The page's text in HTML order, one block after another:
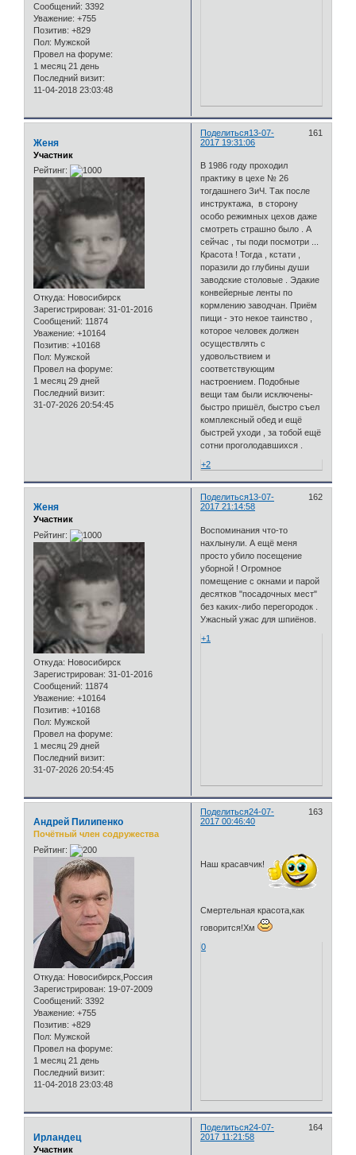
Сообщений: 3392
Уважение: +755
Позитив: +829
Пол: Мужской
Провел на форуме:
1 месяц 21 день
Последний визит:
11-04-2018 23:03:48
Поделиться 161
13-07-
2017 19:31:06
Женя
Участник
Рейтинг:
Откуда: Новосибирск
Зарегистрирован: 31-01-2016
Сообщений: 11874
Уважение: +10164
Позитив: +10168
Пол: Мужской
Провел на форуме:
1 месяц 29 дней
Последний визит:
31-07-2026 20:54:45
В 1986 году проходил
практику в цехе № 26
тогдашнего ЗиЧ. Так после
инструктажа, в сторону
особо режимных цехов даже
смотреть страшно было . А
сейчас , ты поди посмотри ...
Красота ! Тогда , кстати ,
поразили до глубины души
заводские столовые . Эдакие
конвейерные ленты по
кормлению заводчан. Приём
пищи - это некое таинство ,
которое человек должен
осуществлять с
удовольствием и
соответствующим
настроением. Подобные
вещи там были исключены-
быстро пришёл, быстро съел
комплексный обед и ещё
быстрей уходи , за тобой ещё
сотни проголодавшихся .
+2
Поделиться 162
13-07-
2017 21:14:58
Женя
Участник
Рейтинг:
Откуда: Новосибирск
Зарегистрирован: 31-01-2016
Сообщений: 11874
Уважение: +10164
Позитив: +10168
Пол: Мужской
Провел на форуме:
1 месяц 29 дней
Последний визит:
31-07-2026 20:54:45
Воспоминания что-то
нахлынули. А ещё меня
просто убило посещение
уборной ! Огромное
помещение с окнами и парой
десятков "посадочных мест"
без каких-либо перегородок .
Ужасный ужас для шпиёнов.
+1
Поделиться 163
24-07-
2017 00:46:40
Андрей Пилипенко
Почётный член содружества
Рейтинг:
Откуда: Новосибирск,Россия
Зарегистрирован: 19-07-2009
Сообщений: 3392
Уважение: +755
Позитив: +829
Пол: Мужской
Провел на форуме:
1 месяц 21 день
Последний визит:
11-04-2018 23:03:48
Наш красавчик!
Смертельная красота,как
говорится!Хм
0
Поделиться 164
24-07-
2017 11:21:58
Ирландец
Участник